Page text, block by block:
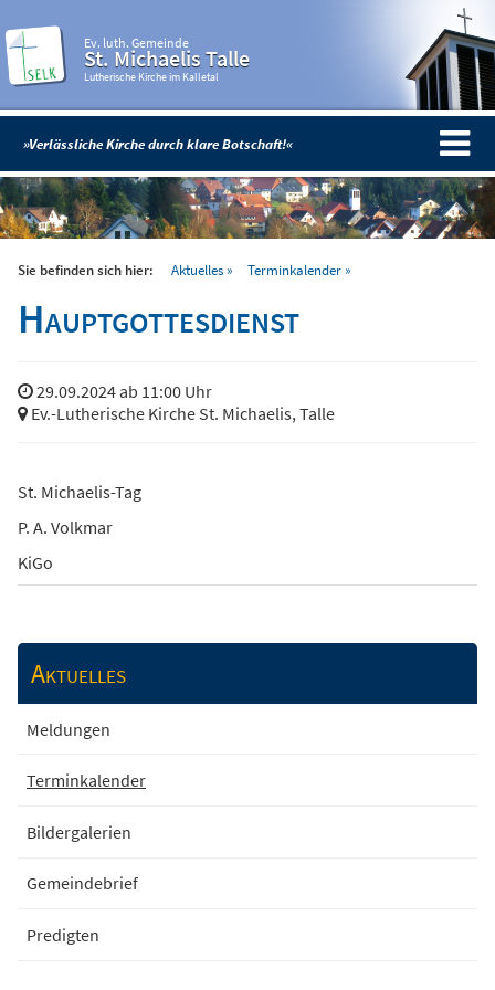
Ev. luth. Gemeinde
St. Michaelis Talle
Lutherische Kirche im Kalletal
»Verlässliche Kirche durch klare Botschaft!«
Sie befinden sich hier: Aktuelles Terminkalender
Hauptgottesdienst
29.09.2024 ab 11:00 Uhr
Ev.-Lutherische Kirche St. Michaelis, Talle
St. Michaelis-Tag
P. A. Volkmar
KiGo
Aktuelles
Meldungen
Terminkalender
Bildergalerien
Gemeindebrief
Predigten